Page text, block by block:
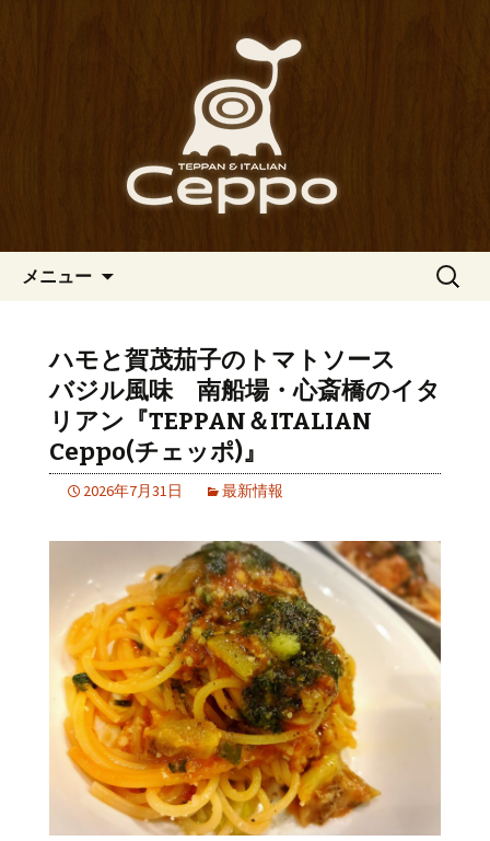
南船場・心斎橋のイタリアン
「Ceppo（チェッポ）」の公式
イタリアン「Ceppo（チェッポ）」。
さまざまなパスタや讃岐オリーブ牛の
ステーキのほか、バルメニューも豊富
にご用意。デートにも一人飲みのお客
様にもぴったりです。
メニュー
検
ハモと賀茂茄子のトマトソース
バジル風味 南船場・心斎橋のイタ
リアン『TEPPAN＆ITALIAN
Ceppo(チェッポ)』
2026年7月31日 最新情報